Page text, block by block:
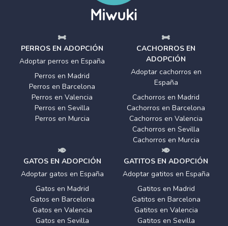
PERROS EN ADOPCIÓN
Adoptar perros en España
Perros en Madrid
Perros en Barcelona
Perros en Valencia
Perros en Sevilla
Perros en Murcia
CACHORROS EN
ADOPCIÓN
Adoptar cachorros en
España
Cachorros en Madrid
Cachorros en Barcelona
Cachorros en Valencia
Cachorros en Sevilla
Cachorros en Murcia
GATOS EN ADOPCIÓN
Adoptar gatos en España
Gatos en Madrid
Gatos en Barcelona
Gatos en Valencia
Gatos en Sevilla
GATITOS EN ADOPCIÓN
Adoptar gatitos en España
Gatitos en Madrid
Gatitos en Barcelona
Gatitos en Valencia
Gatitos en Sevilla